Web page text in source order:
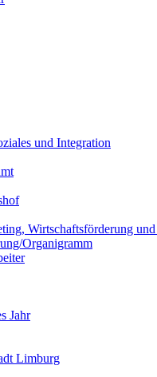
und Integration
Wirtschaftsförderung
Organigramm
Jahr
Limburg